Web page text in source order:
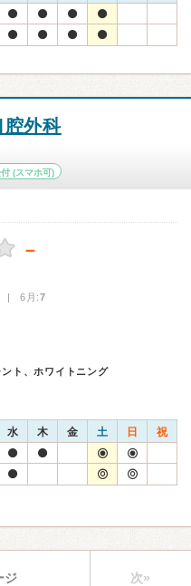
腔外科
(スマホ可)
－
| 6月:7
ト、ホワイトニング
水 木 金 土 日 祝
ジ 次»